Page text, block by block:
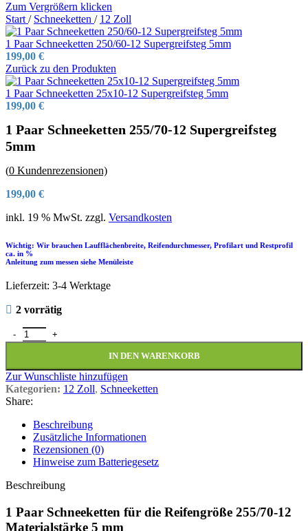
Zum Vergrößern klicken
Start / Schneeketten / 12 Zoll
1 Paar Schneeketten 250/60-12 Supergreifsteg 5mm
199,00 €
Zurück zu den Produkten
1 Paar Schneeketten 25x10-12 Supergreifsteg 5mm
199,00 €
1 Paar Schneeketten 255/70-12 Supergreifsteg
5mm
(0 Kundenrezensionen)
199,00 €
inkl. 19 % MwSt. zzgl. Versandkosten
Wichtig: Wir brauchen Laufflächenbreite, Reifendurchmesser, Profilart und Restprofil
ca. in %
Anleitung zum messen siehe Menüleiste
Lieferzeit: 3-4 Werktage
2 vorrätig
1 Paar Schneeketten 255/70-12 Supergreifsteg 5mm Menge
IN DEN WARENKORB
Zur Wunschliste hinzufügen
Kategorien: 12 Zoll, Schneeketten
Share:
Beschreibung
Zusätzliche Informationen
Rezensionen (0)
Hinweise zum Batteriegesetz
Beschreibung
1 Paar Schneeketten für die Reifengröße 255/70-12
Materialstärke 5 mm